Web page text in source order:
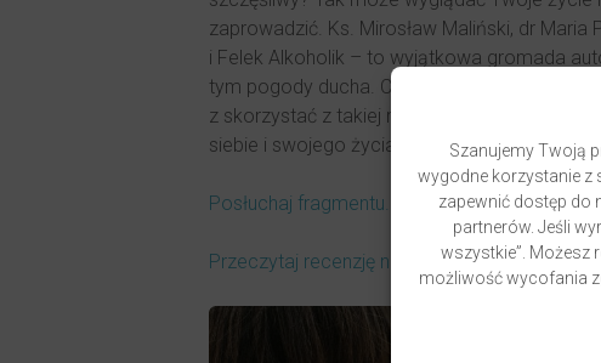
Szanujemy Twoją
wygodne korzystanie z
zapewnić dostęp do
partnerów. Jeśli
wszystkie”. Możesz
możliwość wycofania
zaprowadzić. Ks. Mirosław Maliński, dr
i Felek Alkoholik – to wyjątkowa gromada
tym pogody ducha. Chętnie dzielą się swoim
z skorzystać z takiej możliwości. Sięgnij po tę
siebie i swojego życia tu i teraz, uodpornić
Posłuchaj fragmentu.
Przeczytaj recenzję na naszym blogu